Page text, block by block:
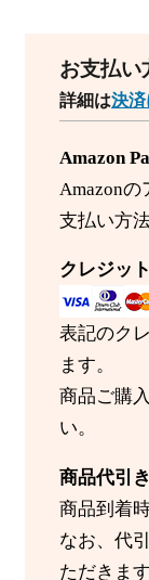
お支払い
詳細は決済
Amazon
Amazon
支払い方
クレジット
表記のク
ます。
商品ご購
い。
商品代引
商品到着
なお、代
ただきます